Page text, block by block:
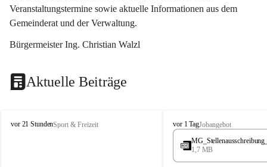
Veranstaltungstermine sowie aktuelle Informationen aus dem
Gemeinderat und der Verwaltung.
Bürgermeister Ing. Christian Walzl
Aktuelle Beiträge
S
vor 21 StundenSport & Freizeit
S
t
s
vor 1 TagJobangebot
1,7 MB